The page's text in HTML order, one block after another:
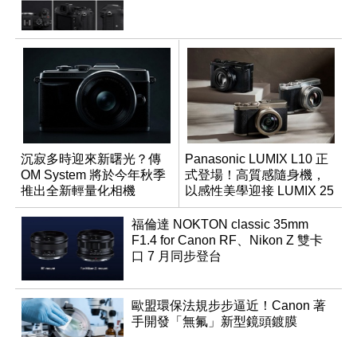
沉寂多時迎來新曙光？傳
OM System 將於今年秋季
推出全新輕量化相機
Panasonic LUMIX L10 正
式登場！高質感隨身機，
以感性美學迎接 LUMIX 25
週年
福倫達 NOKTON classic 35mm
F1.4 for Canon RF、Nikon Z 雙卡
口 7 月同步登台
歐盟環保法規步步逼近！Canon 著
手開發「無氟」新型鏡頭鍍膜